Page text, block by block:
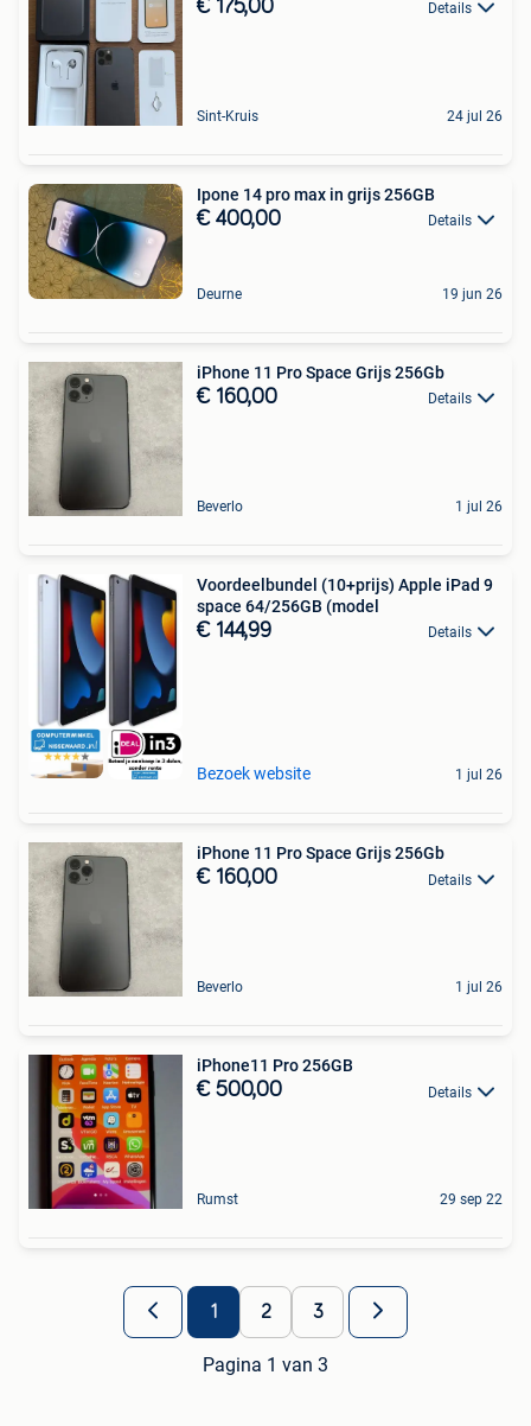
€ 175,00 Details
Sint-Kruis 24 jul 26
Ipone 14 pro max in grijs 256GB
€ 400,00 Details
Deurne 19 jun 26
iPhone 11 Pro Space Grijs 256Gb
€ 160,00 Details
Beverlo 1 jul 26
Voordeelbundel (10+prijs) Apple iPad 9
space 64/256GB (model
€ 144,99 Details
Bezoek website 1 jul 26
iPhone 11 Pro Space Grijs 256Gb
€ 160,00 Details
Beverlo 1 jul 26
iPhone11 Pro 256GB
€ 500,00 Details
Rumst 29 sep 22
1 2 3
Pagina 1 van 3